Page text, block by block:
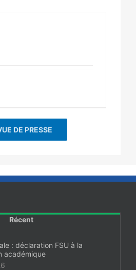
DE PRESSE
Récent
: déclaration FSU à la
académique